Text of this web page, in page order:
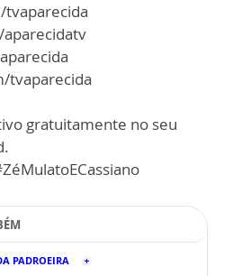
tvaparecida
gratuitamente no seu
PADROEIRA